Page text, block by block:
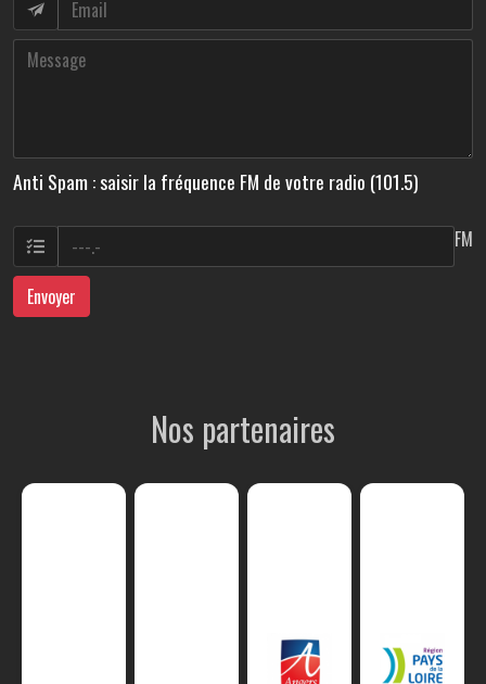
Anti Spam : saisir la fréquence FM de votre radio (101.5)
FM
Envoyer
Nos partenaires